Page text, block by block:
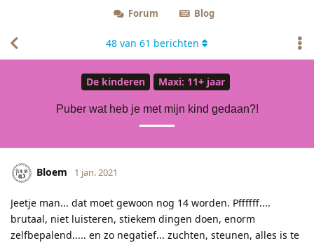
Forum Blog
De kinderen Maxi: 11+ jaar
Puber wat heb je met mijn kind gedaan?!
48 van 61 berichten
Bloem 1 jan. 2021
Jeetje man... dat moet gewoon nog 14 worden. Pffffff....
brutaal, niet luisteren, stiekem dingen doen, enorm
zelfbepalend..... en zo negatief... zuchten, steunen, alles is te